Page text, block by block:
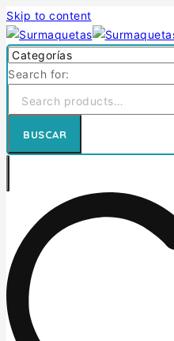
Skip to content
Search for:
BUSCAR